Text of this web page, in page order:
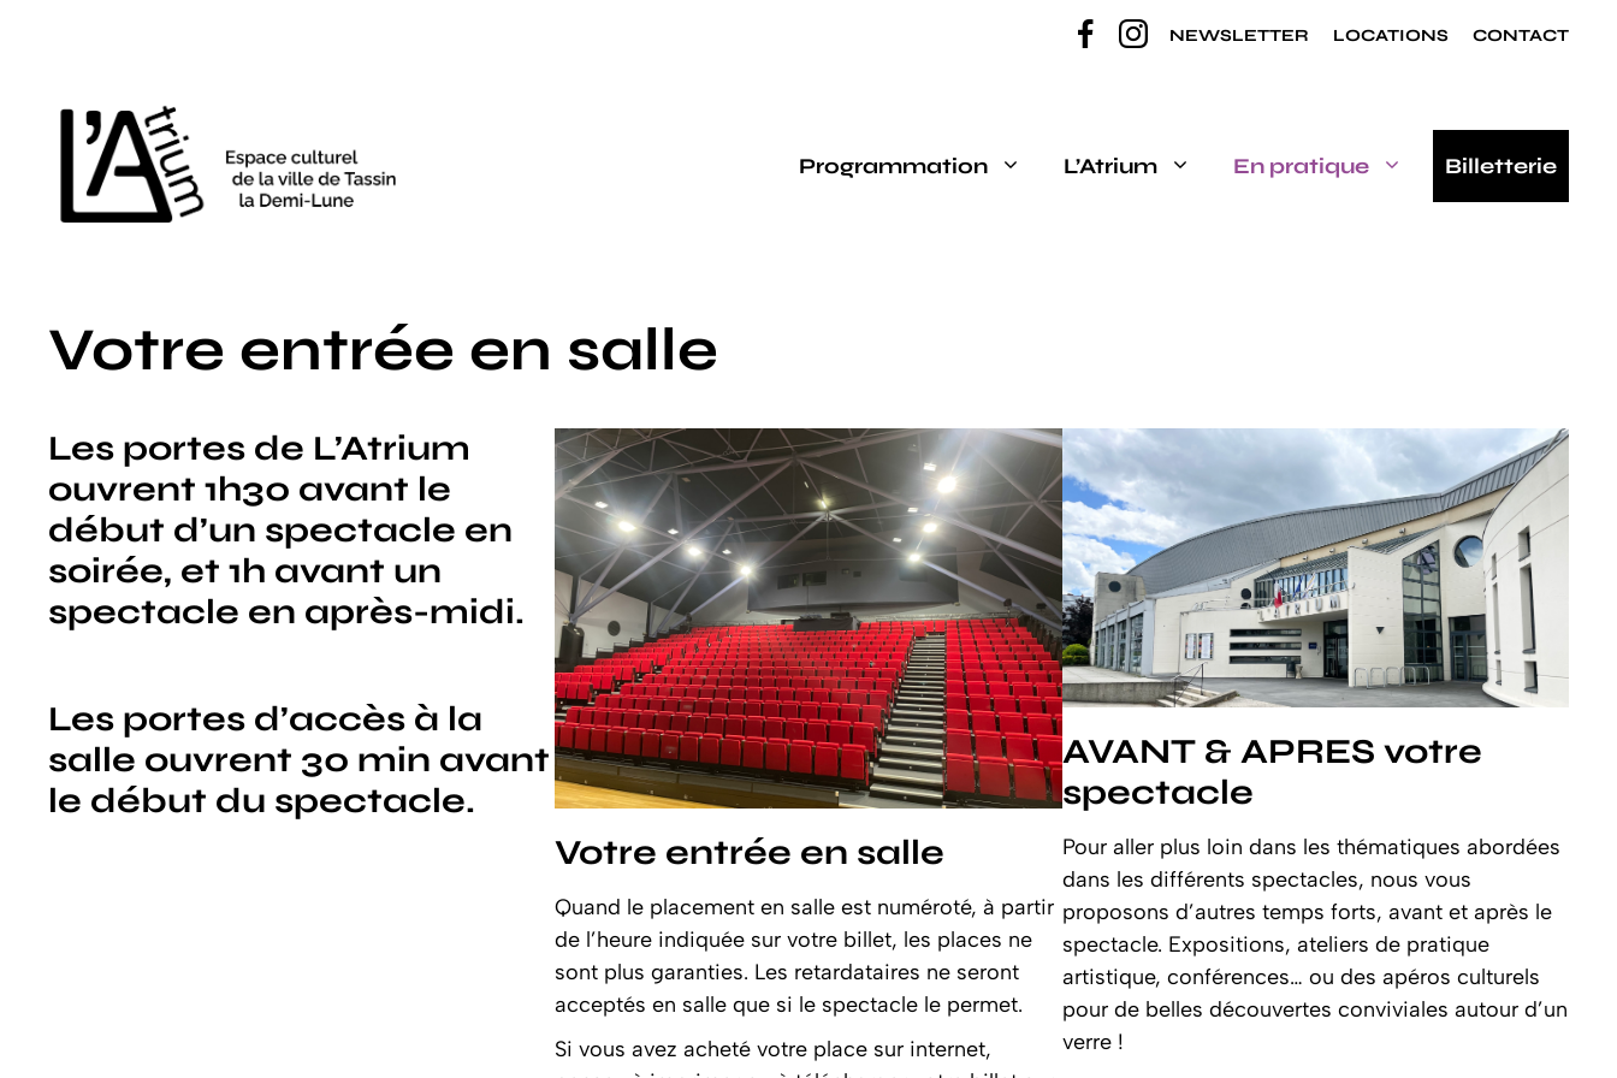
NEWSLETTER LOCATIONS CONTACT
Programmation L’Atrium En pratique Billetterie
Votre entrée en salle
Les portes de L’Atrium
ouvrent 1h30 avant le
début d’un spectacle en
soirée, et 1h avant un
spectacle en après-midi.
Les portes d’accès à la
salle ouvrent 30 min avant
le début du spectacle.
Votre entrée en salle
Quand le placement en salle est numéroté, à partir
de l’heure indiquée sur votre billet, les places ne
sont plus garanties. Les retardataires ne seront
acceptés en salle que si le spectacle le permet.
Si vous avez acheté votre place sur internet,
AVANT & APRES votre
spectacle
Pour aller plus loin dans les thématiques abordées
dans les différents spectacles, nous vous
proposons d’autres temps forts, avant et après le
spectacle. Expositions, ateliers de pratique
artistique, conférences… ou des apéros culturels
pour de belles découvertes conviviales autour d’un
verre !